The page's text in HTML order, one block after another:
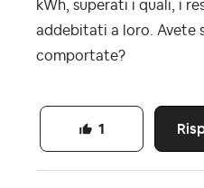
kWh, superati i quali, i
addebitati a loro. Avete
comportate?
1